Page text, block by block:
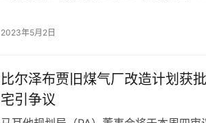
问题。本文将为您介绍从中国到马耳他的
2023年5月2日
比尔泽布贾旧煤气厂改造计划获
宅引争议